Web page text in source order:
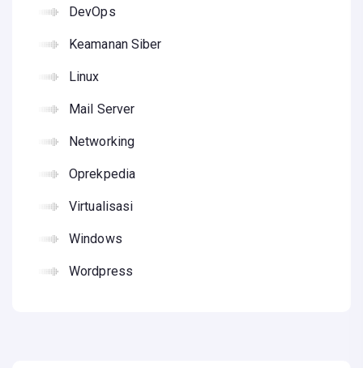
DevOps
Keamanan Siber
Linux
Mail Server
Networking
Oprekpedia
Virtualisasi
Windows
Wordpress